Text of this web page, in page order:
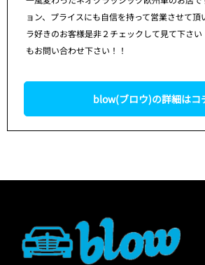
ョン、プライスにも自信を持って営業させて頂
ラ好きのお客様是非２チェックして見て下さ
もお問い合わせ下さい！！
blow(ブロウ)の詳細はコ